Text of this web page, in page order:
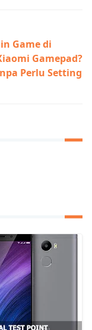
Game di
Gamepad?
Perlu Setting